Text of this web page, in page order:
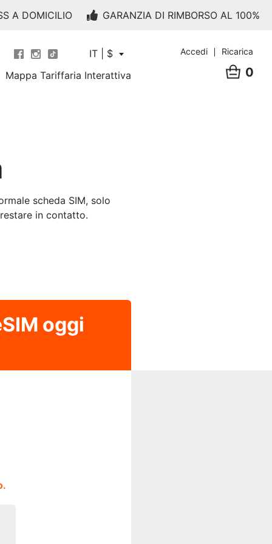
A DOMICILIO GARANZIA DI RIMBORSO AL 100%
IT | $
Mappa Tariffaria Interattiva
0
Accedi Ricarica
scheda SIM, solo
in contatto.
oggi